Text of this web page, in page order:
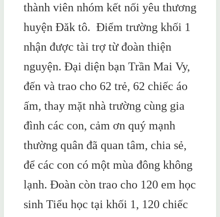
thành viên nhóm kết nối yêu thương
huyện Đăk tô. Điểm trường khối 1
nhận được tài trợ từ đoàn thiện
nguyện. Đại diện bạn Trần Mai Vy,
đến và trao cho 62 trẻ, 62 chiếc áo
ấm, thay mặt nhà trường cùng gia
đình các con, cảm ơn quý mạnh
thường quân đã quan tâm, chia sẻ,
để các con có một mùa đông không
lạnh. Đoàn còn trao cho 120 em học
sinh Tiểu học tại khối 1, 120 chiếc